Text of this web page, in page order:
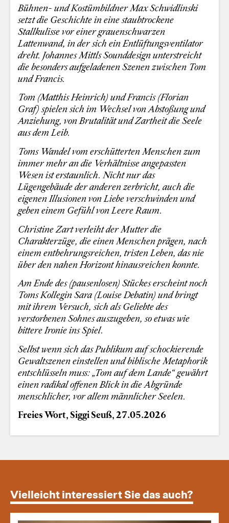
Bühnen- und Kostümbildner Max Schwidlinski
setzt die Geschichte in eine staubtrockene
Stallkulisse vor einer grauenschwarzen
Lattenwand, in der sich ein Entlüftungsventilator
dreht. Johannes Mittls Sounddesign unterstreicht
die besonders aufgeladenen Szenen zwischen Tom
und Francis.
Tom (Matthis Heinrich) und Francis (Florian
Graf) spielen sich im Wechsel von Abstoßung und
Anziehung, von Brutalität und Zartheit die Seele
aus dem Leib.
Toms Wandel vom erschütterten Menschen zum
immer mehr an die Verhältnisse angepassten
Wesen ist erstaunlich. Nicht nur das
Lügengebäude der anderen zerbricht, auch die
eigenen Illusionen von Liebe verschwinden und
geben einem Gefühl von Leere Raum.
Christine Zart verleiht der Mutter die
Charakterzüge, die einen Menschen prägen, nach
einem entbehrungsreichen, tristen Leben, das nie
über den nahen Horizont hinausreichen konnte.
Am Ende des (pausenlosen) Stückes erscheint noch
Toms Kollegin Sara (Louise Debatin) und bringt
mit ihrem Versuch, sich als Geliebte des
verstorbenen Sohnes auszugeben, so etwas wie
bittere Ironie ins Spiel.
Selbst wenn sich das Publikum auf schockierende
Gewaltszenen einstellen und biblische Metaphorik
entschlüsseln muss: „Tom auf dem Lande“ gewährt
einen radikal offenen Blick in die Abgründe
menschlicher, vor allem männlicher Seelen.
Freies Wort, Siggi Seuß, 27.05.2026
Vielleicht interessiert Sie das auch?